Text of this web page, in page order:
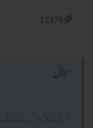
السلام